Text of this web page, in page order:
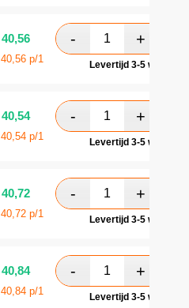
40,56
40,56 p/1 Levertijd 3-5
40,54
40,54 p/1 Levertijd 3-5
40,72
40,72 p/1 Levertijd 3-5
40,84
40,84 p/1 Levertijd 3-5